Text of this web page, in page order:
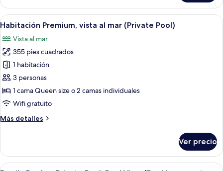
2
habitaciones,
habitaciones
vista
al
mar
Abrir
todas
las
fotos
de
Habitación
Premium,
vista
mar
Una piscina infinita en la azotea con
6
Habitación Premium, vista al mar (Private Pool)
Vista al mar
355 pies cuadrados
1 habitación
3 personas
1 cama Queen size o 2 camas individuales
Wifi gratuito
Más detalles
Más
Premium,
vista
Ver precio
Abrir
Zona de piscina en la azotea con